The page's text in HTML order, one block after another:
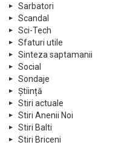
Sarbatori
Scandal
Sci-Tech
Sfaturi utile
Sinteza saptamanii
Social
Sondaje
Știință
Stiri actuale
Stiri Anenii Noi
Stiri Balti
Stiri Briceni